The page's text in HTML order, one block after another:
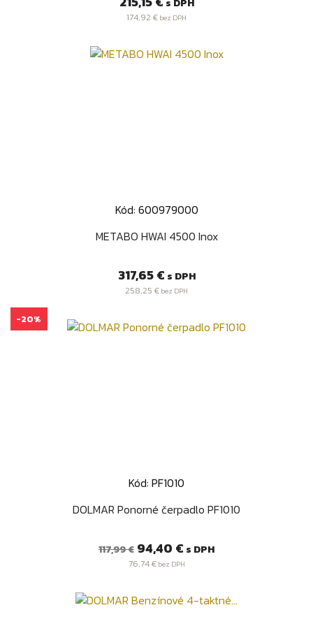
174,92 € bez DPH
Kód: 600979000
METABO HWAI 4500 Inox
Cena
317,65 € s DPH
258,25 € bez DPH
Kód: PF1010
DOLMAR Ponorné čerpadlo PF1010
Bežná
117,99 € Cena
94,40 € s DPH
76,74 €bez DPH
-20%